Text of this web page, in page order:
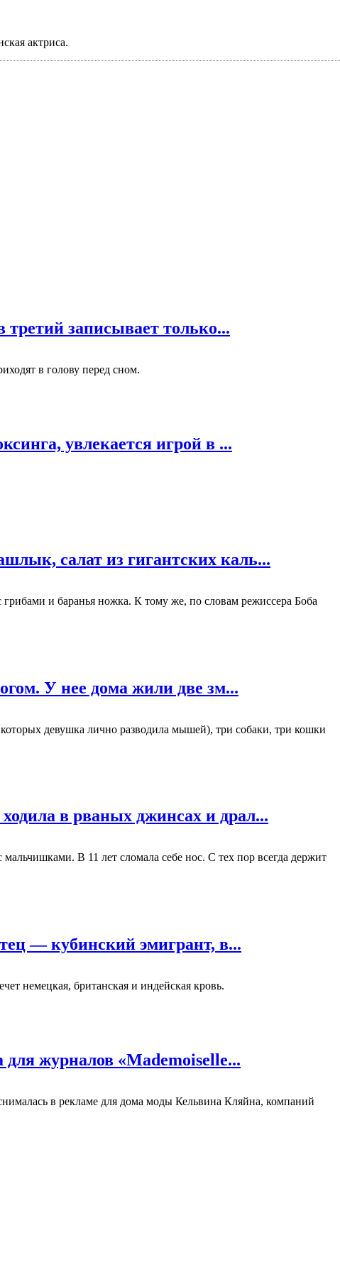
актриса.
записывает только...
в голову перед сном.
увлекается игрой в ...
салат из гигантских каль...
и баранья ножка. К тому же, по словам режиссера Боба
У нее дома жили две зм...
девушка лично разводила мышей), три собаки, три кошки
в рваных джинсах и драл...
В 11 лет сломала себе нос. С тех пор всегда держит
— кубинский эмигрант, в...
немецкая, британская и индейская кровь.
журналов «Mademoiselle...
в рекламе для дома моды Кельвина Кляйна, компаний